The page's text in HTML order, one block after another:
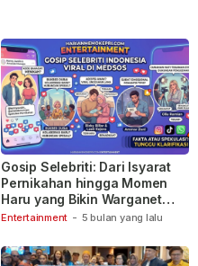
Entertainment - 5 bulan yang lalu
Gosip Selebriti: Dari Isyarat
Pernikahan hingga Momen
Haru yang Bikin Warganet
Berspekulasi